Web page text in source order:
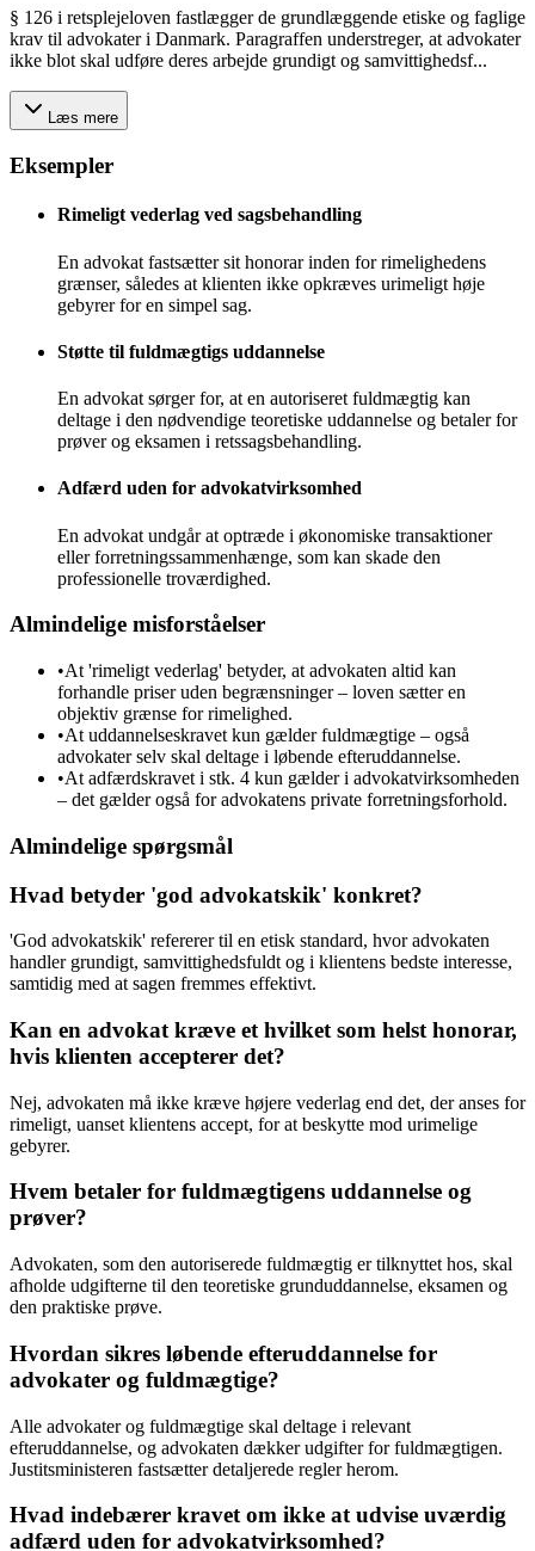
§ 126 i retsplejeloven fastlægger de grundlæggende etiske og faglige
krav til advokater i Danmark. Paragraffen understreger, at advokater
ikke blot skal udføre deres arbejde grundigt og samvittighedsf...
Læs mere
Eksempler
Rimeligt vederlag ved sagsbehandling
En advokat fastsætter sit honorar inden for rimelighedens
grænser, således at klienten ikke opkræves urimeligt høje
gebyrer for en simpel sag.
Støtte til fuldmægtigs uddannelse
En advokat sørger for, at en autoriseret fuldmægtig kan
deltage i den nødvendige teoretiske uddannelse og betaler for
prøver og eksamen i retssagsbehandling.
Adfærd uden for advokatvirksomhed
En advokat undgår at optræde i økonomiske transaktioner
eller forretningssammenhænge, som kan skade den
professionelle troværdighed.
Almindelige misforståelser
•At 'rimeligt vederlag' betyder, at advokaten altid kan
forhandle priser uden begrænsninger – loven sætter en
objektiv grænse for rimelighed.
•At uddannelseskravet kun gælder fuldmægtige – også
advokater selv skal deltage i løbende efteruddannelse.
•At adfærdskravet i stk. 4 kun gælder i advokatvirksomheden
– det gælder også for advokatens private forretningsforhold.
Almindelige spørgsmål
Hvad betyder 'god advokatskik' konkret?
'God advokatskik' refererer til en etisk standard, hvor advokaten
handler grundigt, samvittighedsfuldt og i klientens bedste interesse,
samtidig med at sagen fremmes effektivt.
Kan en advokat kræve et hvilket som helst honorar,
hvis klienten accepterer det?
Nej, advokaten må ikke kræve højere vederlag end det, der anses for
rimeligt, uanset klientens accept, for at beskytte mod urimelige
gebyrer.
Hvem betaler for fuldmægtigens uddannelse og
prøver?
Advokaten, som den autoriserede fuldmægtig er tilknyttet hos, skal
afholde udgifterne til den teoretiske grunduddannelse, eksamen og
den praktiske prøve.
Hvordan sikres løbende efteruddannelse for
advokater og fuldmægtige?
Alle advokater og fuldmægtige skal deltage i relevant
efteruddannelse, og advokaten dækker udgifter for fuldmægtigen.
Justitsministeren fastsætter detaljerede regler herom.
Hvad indebærer kravet om ikke at udvise uværdig
adfærd uden for advokatvirksomhed?